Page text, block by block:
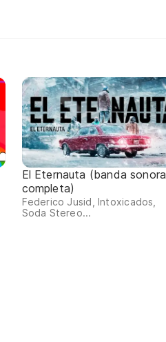
El Eternauta (banda sonora
completa)
Federico Jusid, Intoxicados,
Soda Stereo...